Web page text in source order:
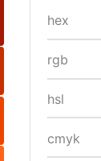
hex
rgb
hsl
cmyk